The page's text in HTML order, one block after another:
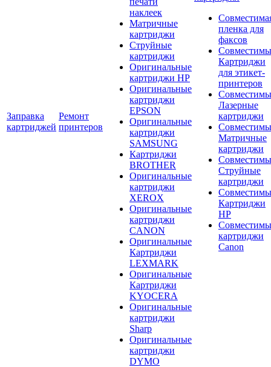
Заправка
картриджей
Ремонт
принтеров
наклеек
Матричные
картриджи
Струйные
картриджи
Оригинальные
картриджи HP
Оригинальные
картриджи
EPSON
Оригинальные
картриджи
SAMSUNG
Картриджи
BROTHER
Оригинальные
картриджи
XEROX
Оригинальные
картриджи
CANON
Оригинальные
Картриджи
LEXMARK
Оригинальные
Картриджи
KYOCERA
Оригинальные
картриджи
Sharp
Оригинальные
картриджи
DYMO
пленка для
факсов
Картриджи
для этикет-
принтеров
Лазерные
картриджи
Матричные
картриджи
Струйные
картриджи
Картриджи
HP
картриджи
Canon